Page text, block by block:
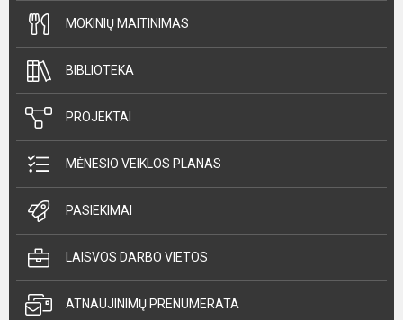
MOKINIŲ MAITINIMAS
BIBLIOTEKA
PROJEKTAI
MĖNESIO VEIKLOS PLANAS
PASIEKIMAI
LAISVOS DARBO VIETOS
ATNAUJINIMŲ PRENUMERATA